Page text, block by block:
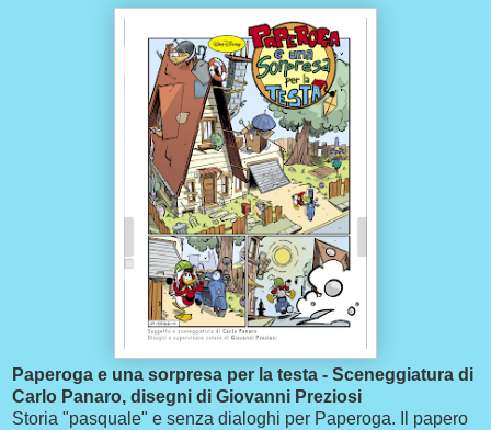
Paperoga e una sorpresa per la testa - Sceneggiatura di
Carlo Panaro, disegni di Giovanni Preziosi
Storia "pasquale" e senza dialoghi per Paperoga. Il papero